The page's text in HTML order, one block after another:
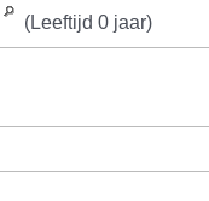
(Leeftijd 0 jaar)